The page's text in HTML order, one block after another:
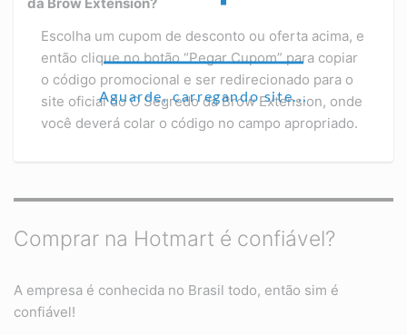
Aguarde, carregando site...
Escolha um cupom de desconto ou oferta acima, e
então clique no botão “Pegar Cupom” para copiar
o código promocional e ser redirecionado para o
site oficial do O Segredo da Brow Extension, onde
você deverá colar o código no campo apropriado.
Comprar na Hotmart é confiável?
A empresa é conhecida no Brasil todo, então sim é
confiável!